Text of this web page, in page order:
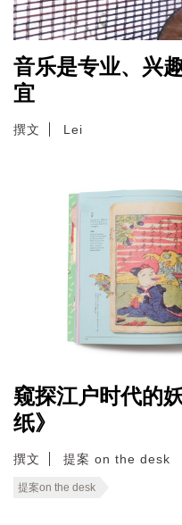
音乐是专业、兴
宜
撰文 Lei
窥探江户时代的
纸》
撰文 提案 on the desk
提案on the desk